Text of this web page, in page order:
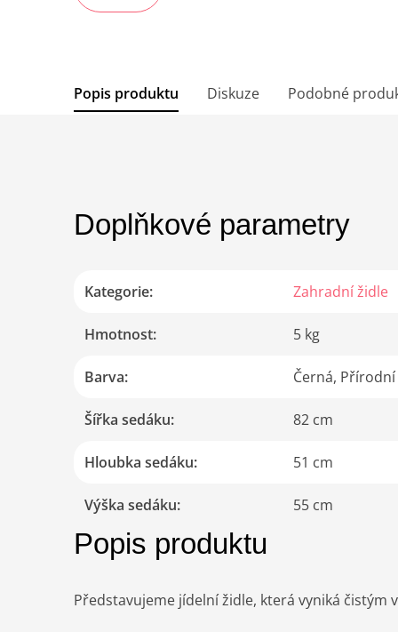
Popis produktu Diskuze Podobné
Popis produktu
Představujeme jídelní židle, která vyniká čistým
Doplňkové parametry
Kategorie: Zahradní židle
Hmotnost: 5 kg
Barva: Černá, Přírodní
Šířka sedáku: 82 cm
Hloubka sedáku: 51 cm
Výška sedáku: 55 cm